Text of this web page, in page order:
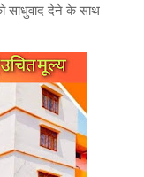
साधुवाद देने के साथ